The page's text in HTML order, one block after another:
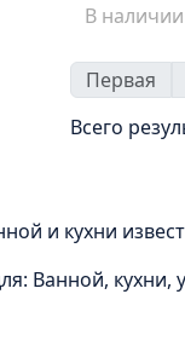
В наличии
Первая
Всего
и кухни
Ванной,